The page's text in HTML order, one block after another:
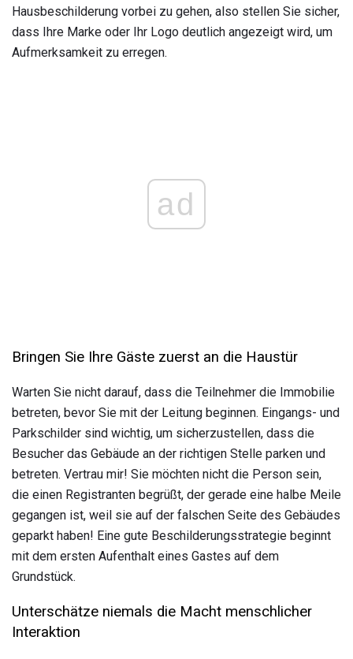
Hausbeschilderung vorbei zu gehen, also stellen Sie sicher,
dass Ihre Marke oder Ihr Logo deutlich angezeigt wird, um
Aufmerksamkeit zu erregen.
ad
Bringen Sie Ihre Gäste zuerst an die Haustür
Warten Sie nicht darauf, dass die Teilnehmer die Immobilie
betreten, bevor Sie mit der Leitung beginnen. Eingangs- und
Parkschilder sind wichtig, um sicherzustellen, dass die
Besucher das Gebäude an der richtigen Stelle parken und
betreten. Vertrau mir! Sie möchten nicht die Person sein,
die einen Registranten begrüßt, der gerade eine halbe Meile
gegangen ist, weil sie auf der falschen Seite des Gebäudes
geparkt haben! Eine gute Beschilderungsstrategie beginnt
mit dem ersten Aufenthalt eines Gastes auf dem
Grundstück.
Unterschätze niemals die Macht menschlicher
Interaktion